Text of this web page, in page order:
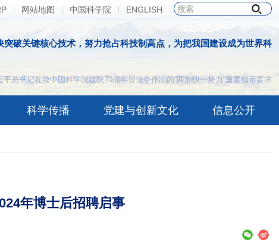
网站地图 中国科学院 ENGLISH
突破关键核心技术，努力抢占科技制高点，为把我国建设成为世界科
总书记在致中国科学院建院70周年贺信中作出的“两加快一努力”重要指示要求
科学传播 党建与创新文化 信息公开
年博士后招聘启事